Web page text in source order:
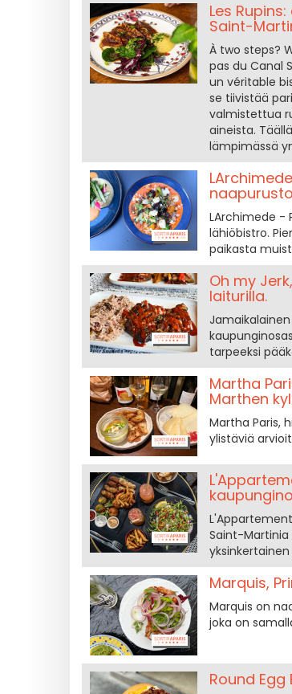
Les
Saint-
À two steps?
pas du Canal
un véritable
se tiivistää
valmistettua
aineista.
lämpimässä
LArchimede -
lähiöbistro.
paikasta
Oh my
laiturilla.
tarpeeksi
Martha
Marthen
Martha Paris,
ylistäviä
Saint-Martinia
Marquis,
Marquis on
joka on
Round